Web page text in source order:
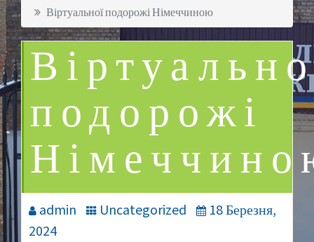
Віртуальної подорожі Німеччиною
подорожі
admin Uncategorized
18 Березня,
2024